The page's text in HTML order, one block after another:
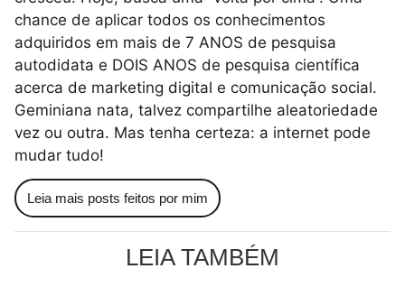
chance de aplicar todos os conhecimentos
adquiridos em mais de 7 ANOS de pesquisa
autodidata e DOIS ANOS de pesquisa científica
acerca de marketing digital e comunicação social.
Geminiana nata, talvez compartilhe aleatoriedade
vez ou outra. Mas tenha certeza: a internet pode
mudar tudo!
Leia mais posts feitos por mim
LEIA TAMBÉM